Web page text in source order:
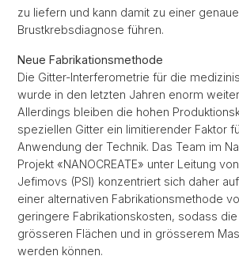
zu liefern und kann damit zu einer
Brustkrebsdiagnose führen.
Neue Fabrikationsmethode
Die Gitter-Interferometrie für die
wurde in den letzten Jahren enorm
Allerdings bleiben die hohen
speziellen Gitter ein limitierender Faktor
Anwendung der Technik. Das Team im
Projekt «NANOCREATE» unter Leitung
Jefimovs (PSI) konzentriert sich daher
einer alternativen Fabrikationsmethode
geringere Fabrikationskosten, sodass
grösseren Flächen und in grösserem
werden können.